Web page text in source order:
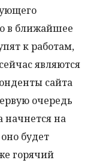
в ближайшее
к работам,
являются
сайта
очередь
начнется на
будет
горячий